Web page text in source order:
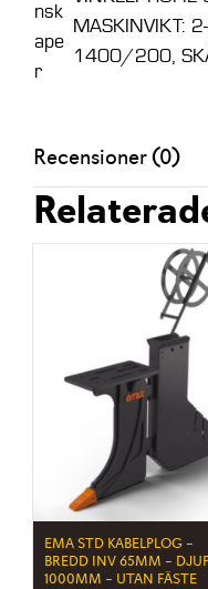
nsk
ape
r
MASKINVIKT:
1400/200,
Recensioner (0)
EMA STD KABELPLOG –
BREDD INV 65MM –
1000MM – UTAN FÄSTE